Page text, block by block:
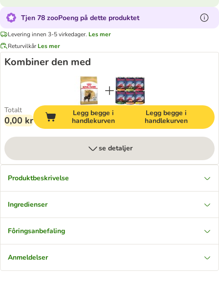
Tjen 78 zooPoeng på dette produktet
Levering innen 3-5 virkedager. Les mer
Returvilkår Les mer
Kombiner den med
Totalt
0,00 kr
Legg begge i
handlekurven
Legg begge i
handlekurven
se detaljer
Produktbeskrivelse
Ingredienser
Fôringsanbefaling
Anmeldelser